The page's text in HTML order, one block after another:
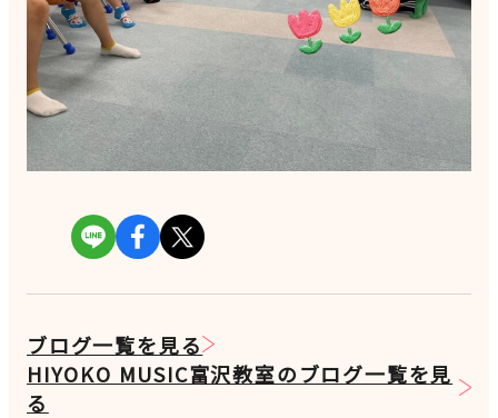
ブログ一覧を見る
HIYOKO MUSIC富沢教室のブログ一覧を見
る